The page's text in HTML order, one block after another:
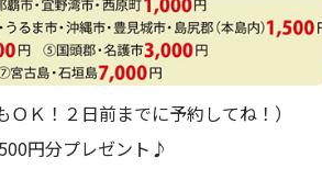
Ｋ！２日前までに予約してね！）
円分プレゼント♪